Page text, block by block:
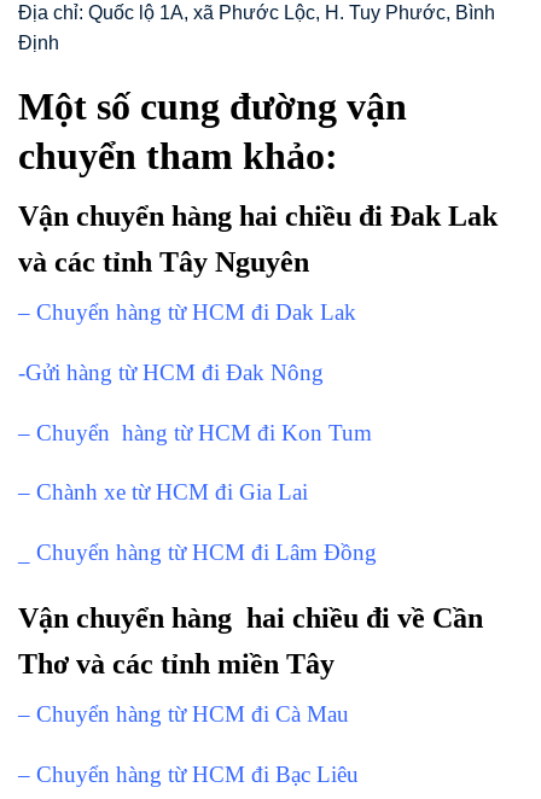
Địa chỉ: Quốc lộ 1A, xã Phước Lộc, H. Tuy Phước, Bình
Định
Một số cung đường vận
chuyển tham khảo:
Vận chuyển hàng hai chiều đi Đak Lak
và các tỉnh Tây Nguyên
– Chuyển hàng từ HCM đi Dak Lak
-Gửi hàng từ HCM đi Đak Nông
– Chuyển hàng từ HCM đi Kon Tum
– Chành xe từ HCM đi Gia Lai
_ Chuyển hàng từ HCM đi Lâm Đồng
Vận chuyển hàng hai chiều đi về Cần
Thơ và các tỉnh miền Tây
– Chuyển hàng từ HCM đi Cà Mau
– Chuyển hàng từ HCM đi Bạc Liêu